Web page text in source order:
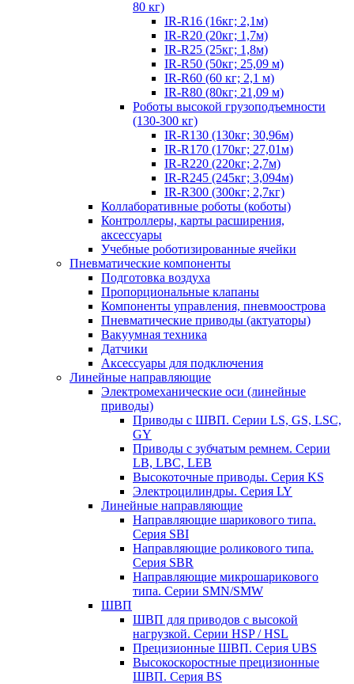
80 кг)
IR-R16 (16кг; 2,1м)
IR-R20 (20кг; 1,7м)
IR-R25 (25кг; 1,8м)
IR-R50 (50кг; 25,09 м)
IR-R60 (60 кг; 2,1 м)
IR-R80 (80кг; 21,09 м)
Роботы высокой грузоподъемности
(130-300 кг)
IR-R130 (130кг; 30,96м)
IR-R170 (170кг; 27,01м)
IR-R220 (220кг; 2,7м)
IR-R245 (245кг; 3,094м)
IR-R300 (300кг; 2,7кг)
Коллаборативные роботы (коботы)
Контроллеры, карты расширения,
аксессуары
Учебные роботизированные ячейки
Пневматические компоненты
Подготовка воздуха
Пропорциональные клапаны
Компоненты управления, пневмоострова
Пневматические приводы (актуаторы)
Вакуумная техника
Датчики
Аксессуары для подключения
Линейные направляющие
Электромеханические оси (линейные
приводы)
Приводы с ШВП. Серии LS, GS, LSC,
GY
Приводы с зубчатым ремнем. Серии
LB, LBC, LEB
Высокоточные приводы. Серия KS
Электроцилиндры. Серия LY
Линейные направляющие
Направляющие шарикового типа.
Серия SBI
Направляющие роликового типа.
Серия SBR
Направляющие микрошарикового
типа. Серии SMN/SMW
ШВП
ШВП для приводов с высокой
нагрузкой. Серии HSP / HSL
Прецизионные ШВП. Серия UBS
Высокоскоростные прецизионные
ШВП. Серия BS